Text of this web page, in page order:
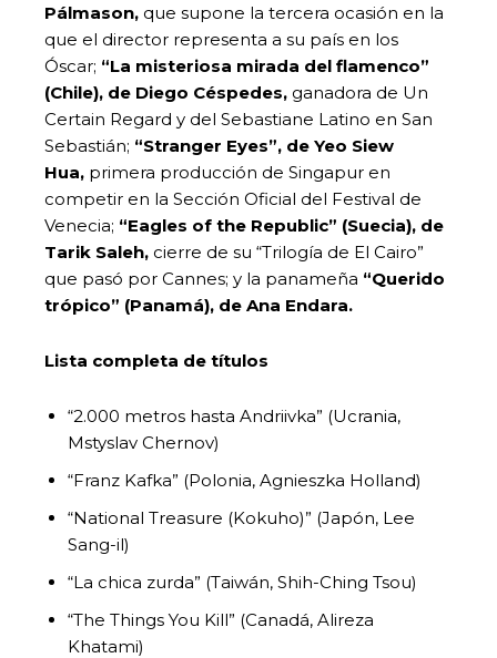
Pálmason, que supone la tercera ocasión en la
que el director representa a su país en los
Óscar; “La misteriosa mirada del flamenco”
(Chile), de Diego Céspedes, ganadora de Un
Certain Regard y del Sebastiane Latino en San
Sebastián; “Stranger Eyes”, de Yeo Siew
Hua, primera producción de Singapur en
competir en la Sección Oficial del Festival de
Venecia; “Eagles of the Republic” (Suecia), de
Tarik Saleh, cierre de su “Trilogía de El Cairo”
que pasó por Cannes; y la panameña “Querido
trópico” (Panamá), de Ana Endara.
Lista completa de títulos
“2.000 metros hasta Andriivka” (Ucrania,
Mstyslav Chernov)
“Franz Kafka” (Polonia, Agnieszka Holland)
“National Treasure (Kokuho)” (Japón, Lee
Sang-il)
“La chica zurda” (Taiwán, Shih-Ching Tsou)
“The Things You Kill” (Canadá, Alireza
Khatami)